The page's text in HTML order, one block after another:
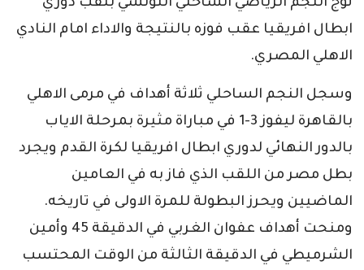
توج النجم الرياضي الساحلي التونسي بلقب دوري
ابطال افريقيا عقب فوزه بالنتيجة والاداء امام النادي
الاهلي المصري.
وسجل النجم الساحلي ثلاثة أهداف في مرمى الاهلي
بالقاهرة ليفوز 3-1 في مباراة مثيرة بمرحلة الاياب
بالدور النهائي لدوري ابطال افريقيا لكرة القدم ويجرد
بطل مصر من اللقب الذي فاز به في العامين
الماضيين ويحرز البطولة للمرة الاولى في تاريخه.
ومنحت أهداف عفوان الغربي في الدقيقة 45 وأمين
الشرميطي في الدقيقة الثالثة من الوقت المحتسب